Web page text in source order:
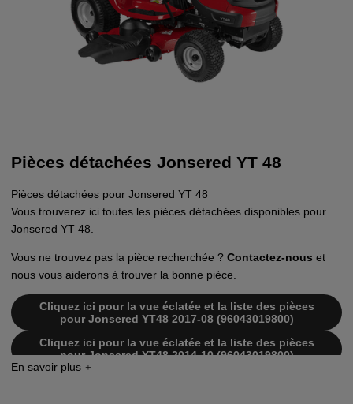
Pièces détachées Jonsered YT 48
Pièces détachées pour Jonsered YT 48
Vous trouverez ici toutes les pièces détachées disponibles pour
Jonsered YT 48.
Vous ne trouvez pas la pièce recherchée ? Contactez-nous et
nous vous aiderons à trouver la bonne pièce.
Cliquez ici pour la vue éclatée et la liste des pièces
pour Jonsered YT48 2017-08 (96043019800)
Cliquez ici pour la vue éclatée et la liste des pièces
pour Jonsered YT48 2014-10 (96043019800)